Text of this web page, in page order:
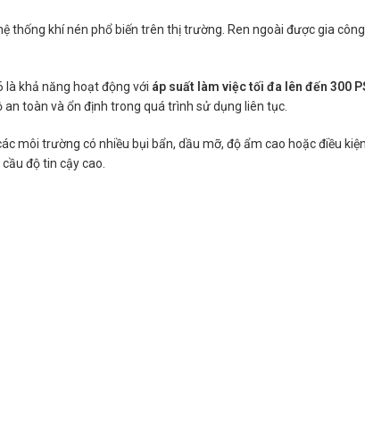
thống khí nén phổ biến trên thị trường. Ren ngoài được gia
là khả năng hoạt động với áp suất làm việc tối đa lên đến 300
toàn và ổn định trong quá trình sử dụng liên tục.
môi trường có nhiều bụi bẩn, dầu mỡ, độ ẩm cao hoặc điều
độ tin cậy cao.